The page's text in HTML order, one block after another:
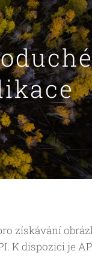
získávání
K dispozici je